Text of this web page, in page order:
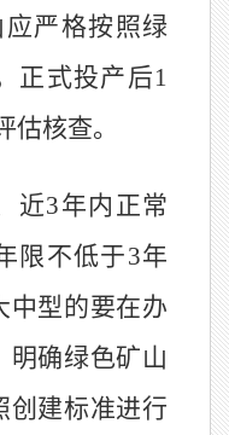
严格按照绿
正式投产后1
估核查。
近3年内正常
限不低于3年
中型的要在办
明确绿色矿山
创建标准进行